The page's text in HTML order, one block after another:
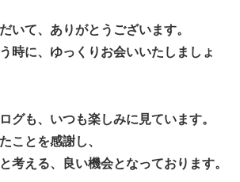
いて、ありがとうございます。
時に、ゆっくりお会いいたしましょ
グも、いつも楽しみに見ています。
ことを感謝し、
考える、良い機会となっております。